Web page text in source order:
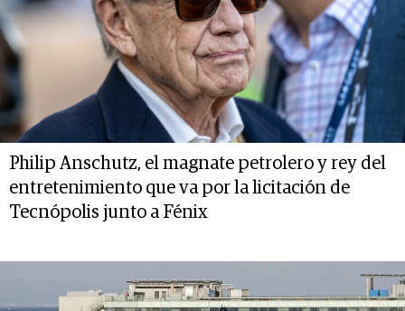
Philip Anschutz, el magnate petrolero y rey del
entretenimiento que va por la licitación de
Tecnópolis junto a Fénix